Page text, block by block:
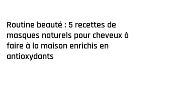
Routine beauté : 5 recettes de
masques naturels pour cheveux à
faire à la maison enrichis en
antioxydants